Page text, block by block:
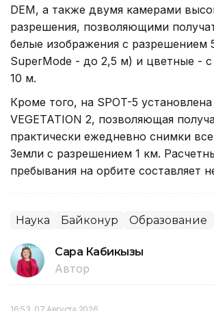
DEM, а также двумя камерами
разрешения, позволяющими
белые изображения с
SuperMode - до 2,5 м) и цветные -
10 м.
Кроме того, на SPOT-5
VEGETATION 2, позволяющая
практически ежедневно снимки
Земли с разрешением 1 км.
пребывания на орбите составляет
Наука Байконур Образование
Сара Кабикызы
Автор